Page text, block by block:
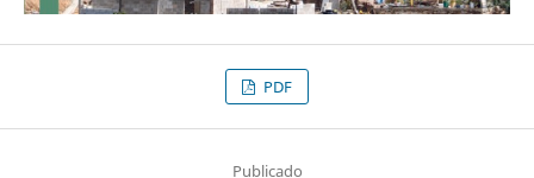
PDF
Publicado